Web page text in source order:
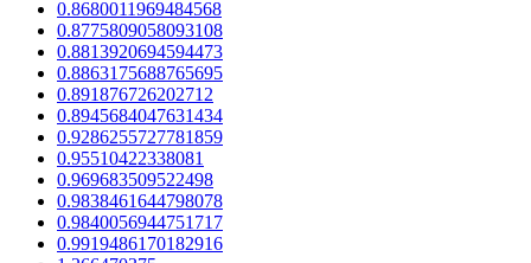
0.8680011969484568
0.8775809058093108
0.8813920694594473
0.8863175688765695
0.891876726202712
0.8945684047631434
0.9286255727781859
0.95510422338081
0.969683509522498
0.9838461644798078
0.9840056944751717
0.9919486170182916